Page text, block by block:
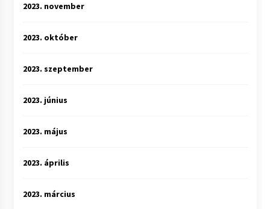
2023. november
2023. október
2023. szeptember
2023. június
2023. május
2023. április
2023. március